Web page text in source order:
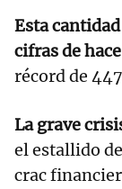
Esta
cifras de
récord de
La grave
el estallido
crac